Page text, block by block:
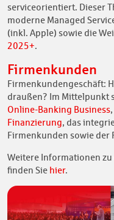
serviceorientiert. Dieser
moderne Managed
(inkl. Apple) sowie die
2025+.
Firmenkunden
Firmenkundengeschäft:
draußen? Im Mittelpunkt
Online-Banking Business
Finanzierung, das
Firmenkunden sowie der
Weitere Informationen zu
finden Sie hier.